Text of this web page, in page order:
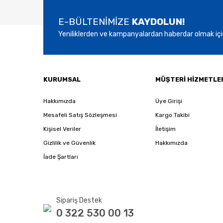
E-BÜLTENİMİZE KAYDOLUN!
Yeniliklerden ve kampanyalardan haberdar olmak
KURUMSAL
Hakkımızda
Mesafeli Satış Sözleşmesi
Kişisel Veriler
Gizlilik ve Güvenlik
İade Şartları
MÜŞTERİ
Üye Girişi
Kargo Takibi
İletişim
Hakkımızda
Sipariş Destek
0 322 530 00 13